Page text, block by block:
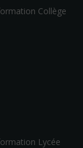
Collège
Lycée